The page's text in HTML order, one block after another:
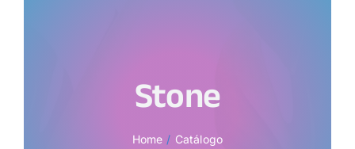
Stone
Home Catálogo